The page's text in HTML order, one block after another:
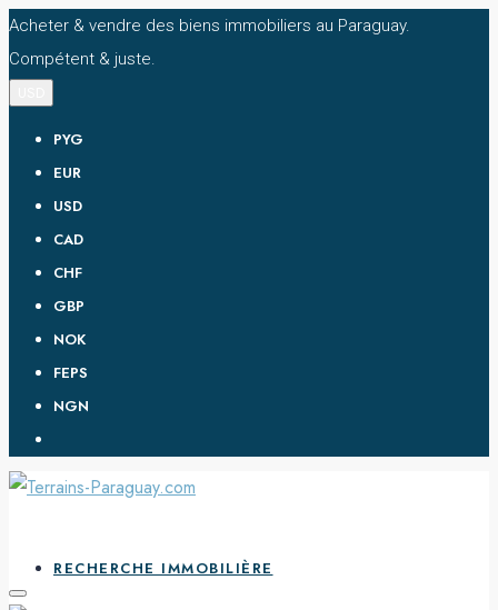
Acheter & vendre des biens immobiliers au Paraguay.
Compétent & juste.
PYG
EUR
USD
CAD
CHF
GBP
NOK
FEPS
NGN
RECHERCHE IMMOBILIÈRE